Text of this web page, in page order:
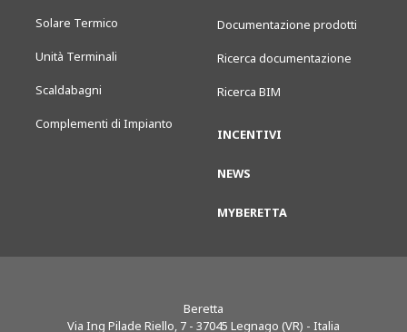
Solare Termico
Unità Terminali
Scaldabagni
Complementi di Impianto
Documentazione prodotti
Ricerca documentazione
Ricerca BIM
INCENTIVI
NEWS
MYBERETTA
Beretta
Via Ing Pilade Riello, 7 - 37045 Legnago (VR) - Italia